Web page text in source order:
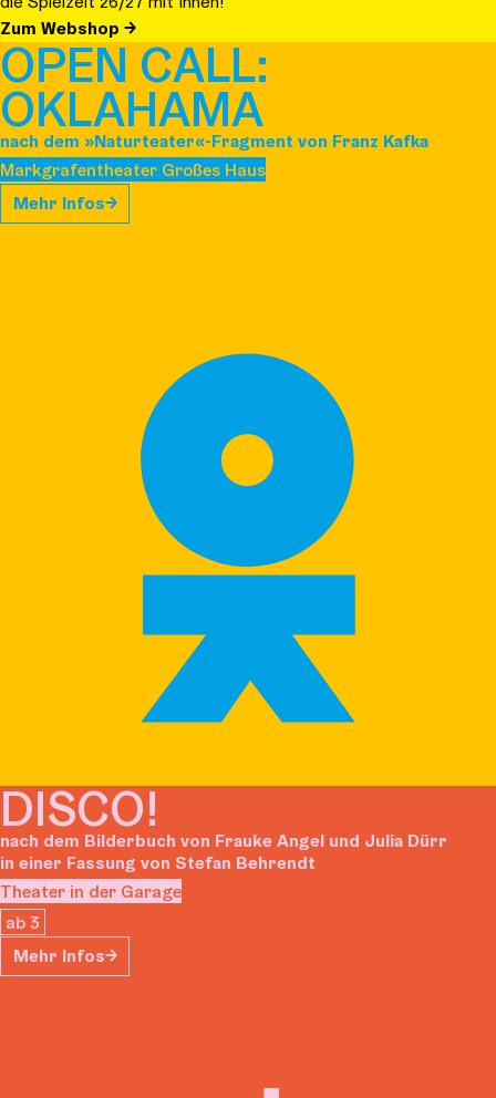
Zum Webshop
OPEN CALL:
OKLAHAMA
nach dem »Naturteater«-Fragment von Franz Kafka
Markgrafentheater Großes Haus
Mehr Infos
DISCO!
nach dem Bilderbuch von Frauke Angel und Julia Dürr
in einer Fassung von Stefan Behrendt
Theater in der Garage
ab 3
Mehr Infos